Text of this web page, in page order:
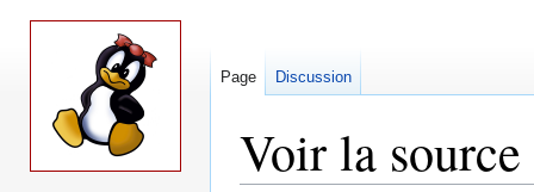
Voir la
Page Discussion